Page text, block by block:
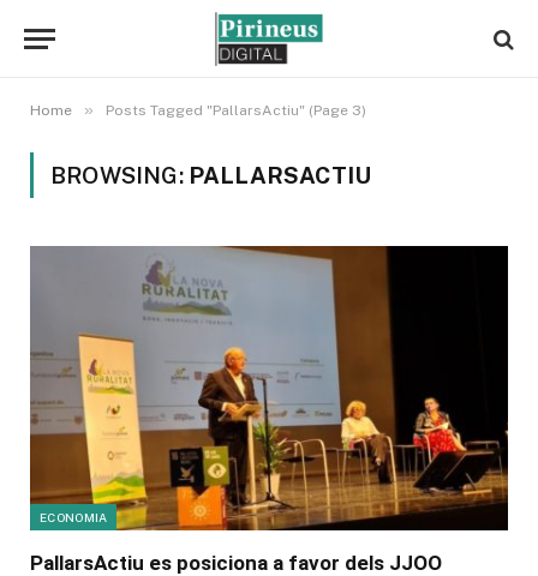
Home » Posts Tagged "PallarsActiu" (Page 3)
BROWSING: PALLARSACTIU
ECONOMIA
PallarsActiu es posiciona a favor dels JJOO